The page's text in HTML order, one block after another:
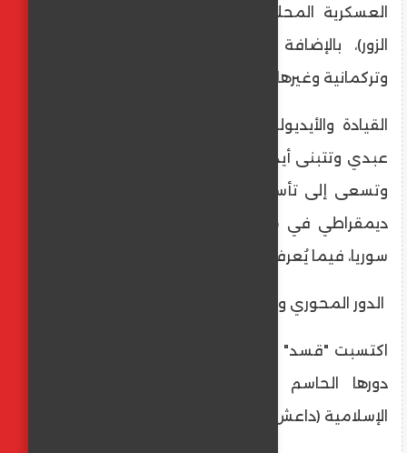
العسكرية المحلية (كالمجلس العسكري لدير
الزور)، بالإضافة إلى مكونات سريانية/آشورية
وتركمانية وغيرها.
​القيادة والأيديولوجية: يقودها الجنرال مظلوم
عبدي وتتبنى أيديولوجية علمانية وديمقراطية
وتسعى إلى تأسيس نظام فيدرالي/كونفدرالي
ديمقراطي في مناطق سيطرتها شمال وشرق
سوريا، فيما يُعرف بـ"الإدارة الذاتية".
​ الدور المحوري والانتصارات البارزة
​اكتسبت "قسد" شهرتها ودعمها الدولي بفضل
دورها الحاسم في مكافحة تنظيم الدولة
الإسلامية (داعش).